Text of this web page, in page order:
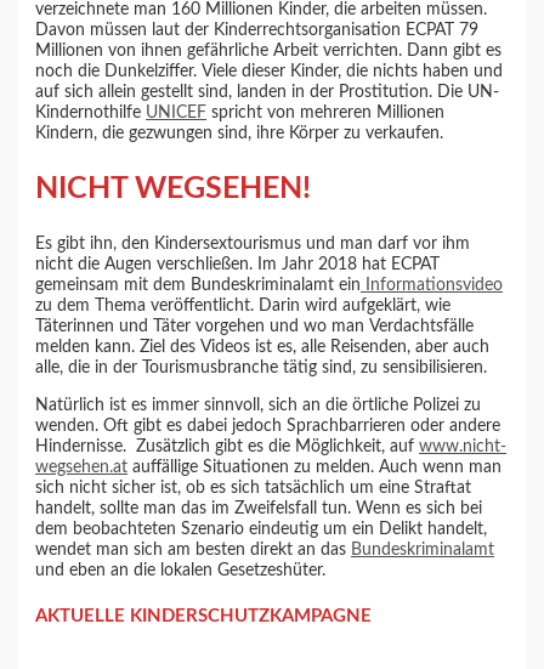
verzeichnete man 160 Millionen Kinder, die arbeiten müssen.
Davon müssen laut der Kinderrechtsorganisation ECPAT 79
Millionen von ihnen gefährliche Arbeit verrichten. Dann gibt es
noch die Dunkelziffer. Viele dieser Kinder, die nichts haben und
auf sich allein gestellt sind, landen in der Prostitution. Die UN-
Kindernothilfe UNICEF spricht von mehreren Millionen
Kindern, die gezwungen sind, ihre Körper zu verkaufen.
NICHT WEGSEHEN!
Es gibt ihn, den Kindersextourismus und man darf vor ihm
nicht die Augen verschließen. Im Jahr 2018 hat ECPAT
gemeinsam mit dem Bundeskriminalamt ein Informationsvideo
zu dem Thema veröffentlicht. Darin wird aufgeklärt, wie
Täterinnen und Täter vorgehen und wo man Verdachtsfälle
melden kann. Ziel des Videos ist es, alle Reisenden, aber auch
alle, die in der Tourismusbranche tätig sind, zu sensibilisieren.
Natürlich ist es immer sinnvoll, sich an die örtliche Polizei zu
wenden. Oft gibt es dabei jedoch Sprachbarrieren oder andere
Hindernisse. Zusätzlich gibt es die Möglichkeit, aufwww.nicht-
wegsehen.at auffällige Situationen zu melden. Auch wenn man
sich nicht sicher ist, ob es sich tatsächlich um eine Straftat
handelt, sollte man das im Zweifelsfall tun. Wenn es sich bei
dem beobachteten Szenario eindeutig um ein Delikt handelt,
wendet man sich am besten direkt an das Bundeskriminalamt
und eben an die lokalen Gesetzeshüter.
AKTUELLE KINDERSCHUTZKAMPAGNE